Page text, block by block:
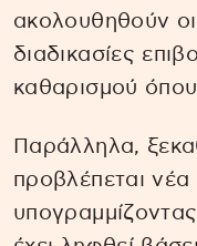
ακολουθηθούν
διαδικασίες
καθαρισμού όπου
Παράλληλα,
προβλέπεται